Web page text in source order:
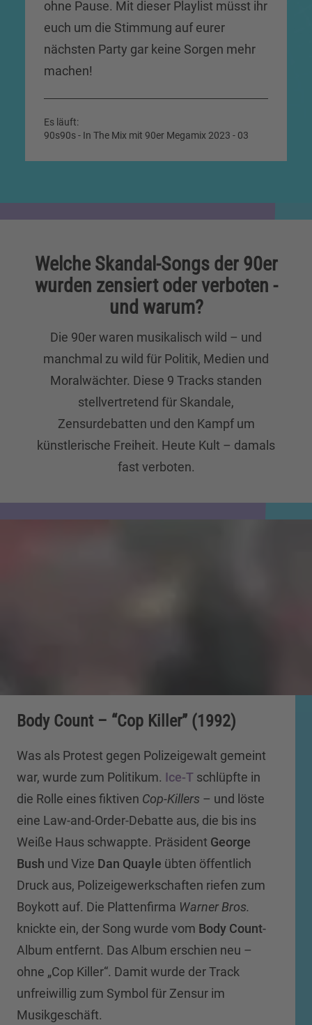
ohne Pause. Mit dieser Playlist müsst ihr
euch um die Stimmung auf eurer
nächsten Party gar keine Sorgen mehr
machen!
Es läuft:
90s90s - In The Mix mit 90er Megamix 2023 - 03
Welche Skandal-Songs der 90er
wurden zensiert oder verboten -
und warum?
Die 90er waren musikalisch wild – und
manchmal zu wild für Politik, Medien und
Moralwächter. Diese 9 Tracks standen
stellvertretend für Skandale,
Zensurdebatten und den Kampf um
künstlerische Freiheit. Heute Kult – damals
fast verboten.
Body Count – “Cop Killer” (1992)
Was als Protest gegen Polizeigewalt gemeint
war, wurde zum Politikum. Ice-T schlüpfte in
die Rolle eines fiktiven Cop-Killers – und löste
eine Law-and-Order-Debatte aus, die bis ins
Weiße Haus schwappte. Präsident George
Bush und Vize Dan Quayle übten öffentlich
Druck aus, Polizeigewerkschaften riefen zum
Boykott auf. Die Plattenfirma Warner Bros.
knickte ein, der Song wurde vom Body Count-
Album entfernt. Das Album erschien neu –
ohne „Cop Killer“. Damit wurde der Track
unfreiwillig zum Symbol für Zensur im
Musikgeschäft.